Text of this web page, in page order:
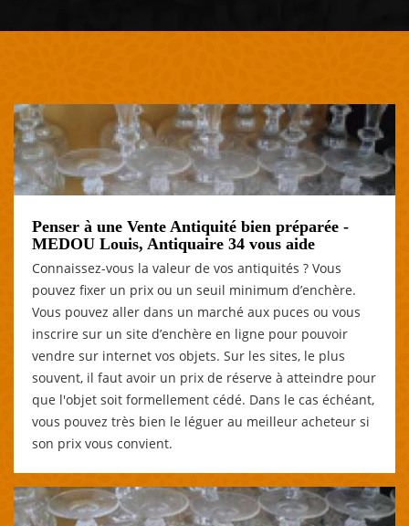
Penser à une Vente Antiquité bien préparée -
MEDOU Louis, Antiquaire 34 vous aide
Connaissez-vous la valeur de vos antiquités ? Vous
pouvez fixer un prix ou un seuil minimum d’enchère.
Vous pouvez aller dans un marché aux puces ou vous
inscrire sur un site d’enchère en ligne pour pouvoir
vendre sur internet vos objets. Sur les sites, le plus
souvent, il faut avoir un prix de réserve à atteindre pour
que l'objet soit formellement cédé. Dans le cas échéant,
vous pouvez très bien le léguer au meilleur acheteur si
son prix vous convient.